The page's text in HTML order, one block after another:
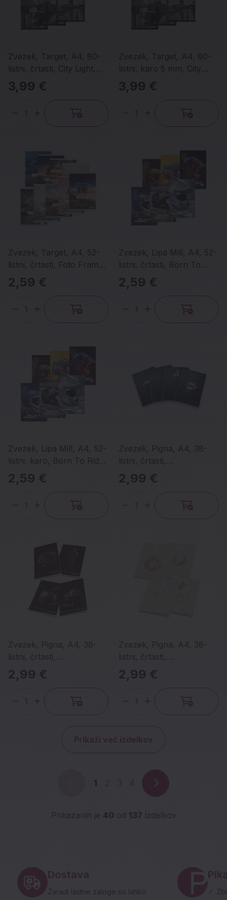
Zvezek, Target, A4, 80-
listni, črtasti, City Light,
različni motivi
3,99 €
Količina
Zvezek, Target, A4, 80-
listni, karo 5 mm, City
Light, različni motivi
3,99 €
Količina
Zvezek, Target, A4, 52-
listni, črtasti, Foto Frame,
različni motivi
2,59 €
Količina
Zvezek, Lipa Mill, A4, 52-
listni, črtasti, Born To
Ride, različni motivi
2,59 €
Količina
Zvezek, Lipa Mill, A4, 52-
listni, karo, Born To Ride,
različni motivi
2,59 €
Količina
Zvezek, Pigna, A4, 38-
listni, črtasti,
Monochrome Gold,
različni motivi
2,99 €
Zvezek, Pigna, A4, 38-
listni, črtasti,
Monochrome Chocolate,
različni motivi
2,99 €
Količina
Zvezek, Pigna, A4, 38-
listni, črtasti,
Chocolate, različni motivi
2,99 €
Količina
Prikazanih je 40 od 137 izdelkov
Prikaži več izdelkov
1
Dostava
Zaradi lastne zaloge so lahko